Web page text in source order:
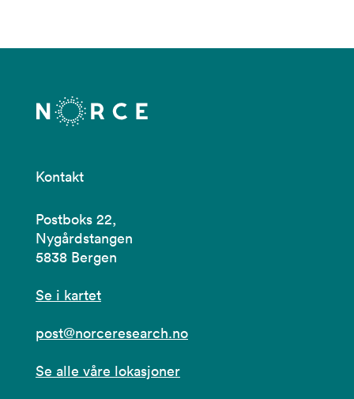
Kontakt
Postboks 22,
Nygårdstangen
5838 Bergen
Se i kartet
post@norceresearch.no
Se alle våre lokasjoner